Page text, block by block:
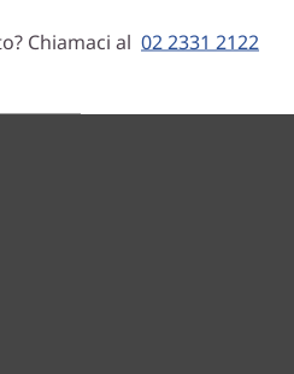
Chiamaci al 02 2331 2122